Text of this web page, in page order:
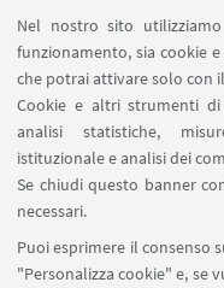
Nel nostro sito
funzionamento, sia cookie
che potrai attivare solo con
Cookie e altri strumenti
analisi statistiche,
istituzionale e analisi dei
Se chiudi questo banner
necessari.
Puoi esprimere il consenso
"Personalizza cookie" e, se
[ .pdf 372Kb ]
Locandina del
2024
[ .pdf 229Kb ]
Locandina del
[ .pdf 201Kb ]